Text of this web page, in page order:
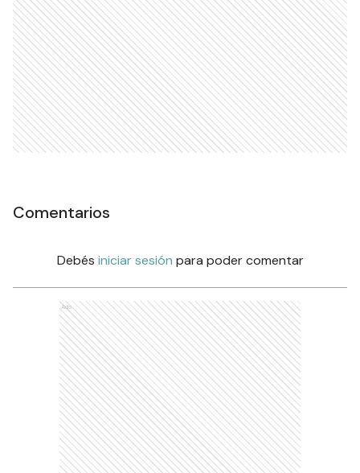
Comentarios
Debés iniciar sesión para poder comentar
Ads